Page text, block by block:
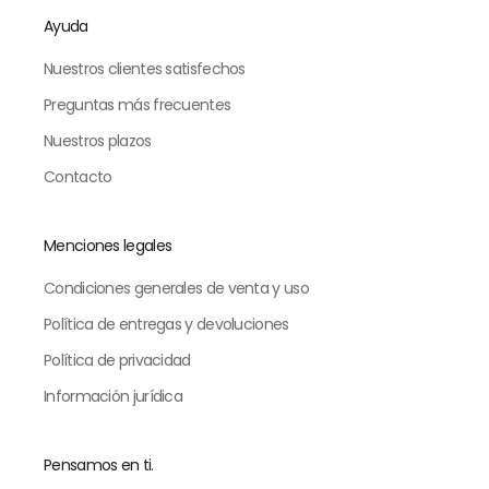
Ayuda
Nuestros clientes satisfechos
Preguntas más frecuentes
Nuestros plazos
Contacto
Menciones legales
Condiciones generales de venta y uso
Política de entregas y devoluciones
Política de privacidad
Información jurídica
Pensamos en ti.